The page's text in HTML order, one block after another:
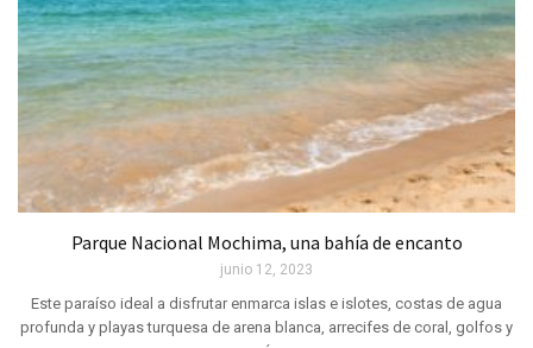
Parque Nacional Mochima, una bahía de encanto
junio 12, 2023
Este paraíso ideal a disfrutar enmarca islas e islotes, costas de agua
profunda y playas turquesa de arena blanca, arrecifes de coral, golfos y